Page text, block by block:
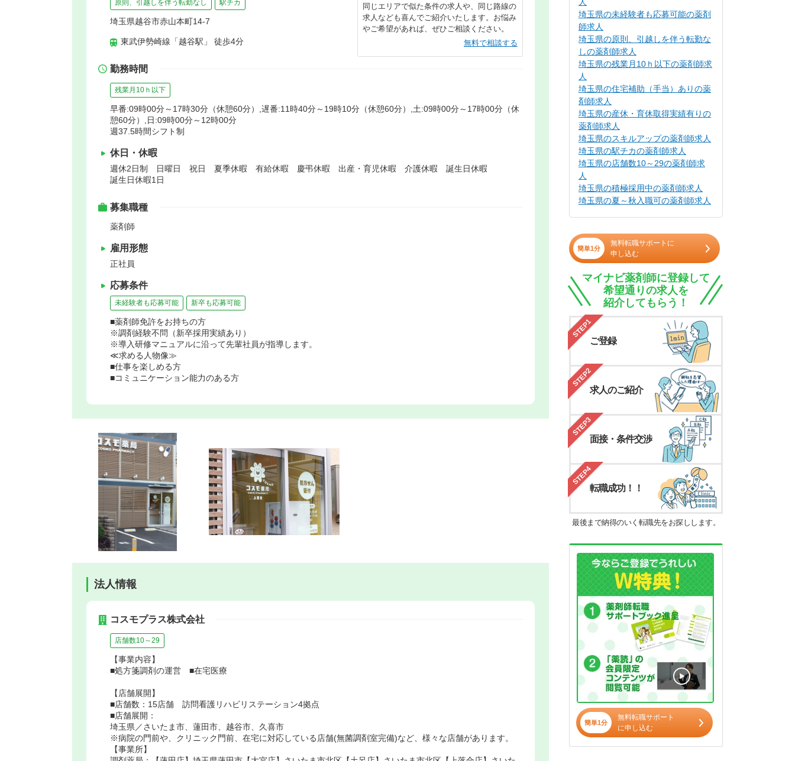
原則、引越しを伴う転勤なし 駅チカ
埼玉県越谷市赤山本町14-7
東武伊勢崎線「越谷駅」 徒歩4分
同じエリアで似た条件の求人や、同じ路線の
求人なども喜んでご紹介いたします。お悩み
やご希望があれば、ぜひご相談ください。
無料で相談する
勤務時間
残業月10ｈ以下
早番:09時00分～17時30分（休憩60分）,遅番:11時40分～19時10分（休憩60分）,土:09時00分～17時00分（休
憩60分）,日:09時00分～12時00分
週37.5時間シフト制
休日・休暇
週休2日制 日曜日 祝日 夏季休暇 有給休暇 慶弔休暇 出産・育児休暇 介護休暇 誕生日休暇
誕生日休暇1日
募集職種
薬剤師
雇用形態
正社員
応募条件
未経験者も応募可能 新卒も応募可能
■薬剤師免許をお持ちの方
※調剤経験不問（新卒採用実績あり）
※導入研修マニュアルに沿って先輩社員が指導します。
≪求める人物像≫
■仕事を楽しめる方
■コミュニケーション能力のある方
法人情報
コスモプラス株式会社
店舗数10～29
【事業内容】
■処方箋調剤の運営 ■在宅医療
【店舗展開】
■店舗数：15店舗 訪問看護リハビリステーション4拠点
■店舗展開：
埼玉県／さいたま市、蓮田市、越谷市、久喜市
※病院の門前や、クリニック門前、在宅に対応している店舗(無菌調剤室完備)など、様々な店舗があります。
【事業所】
埼玉県の未経験者も応募可能の薬剤
師求人
埼玉県の原則、引越しを伴う転勤な
しの薬剤師求人
埼玉県の残業月10ｈ以下の薬剤師求
人
埼玉県の住宅補助（手当）ありの薬
剤師求人
埼玉県の産休・育休取得実績有りの
薬剤師求人
埼玉県のスキルアップの薬剤師求人
埼玉県の駅チカの薬剤師求人
埼玉県の店舗数10～29の薬剤師求
人
埼玉県の積極採用中の薬剤師求人
埼玉県の夏～秋入職可の薬剤師求人
簡単1分
無料転職サポートに
申し込む
マイナビ薬剤師に登録して
希望通りの求人を
紹介してもらう！
STEP1
ご登録
STEP2
求人のご紹介
STEP3
面接・条件交渉
STEP4
転職成功！！
最後まで納得のいく転職先をお探しします。
簡単1分
無料転職サポート
に申し込む